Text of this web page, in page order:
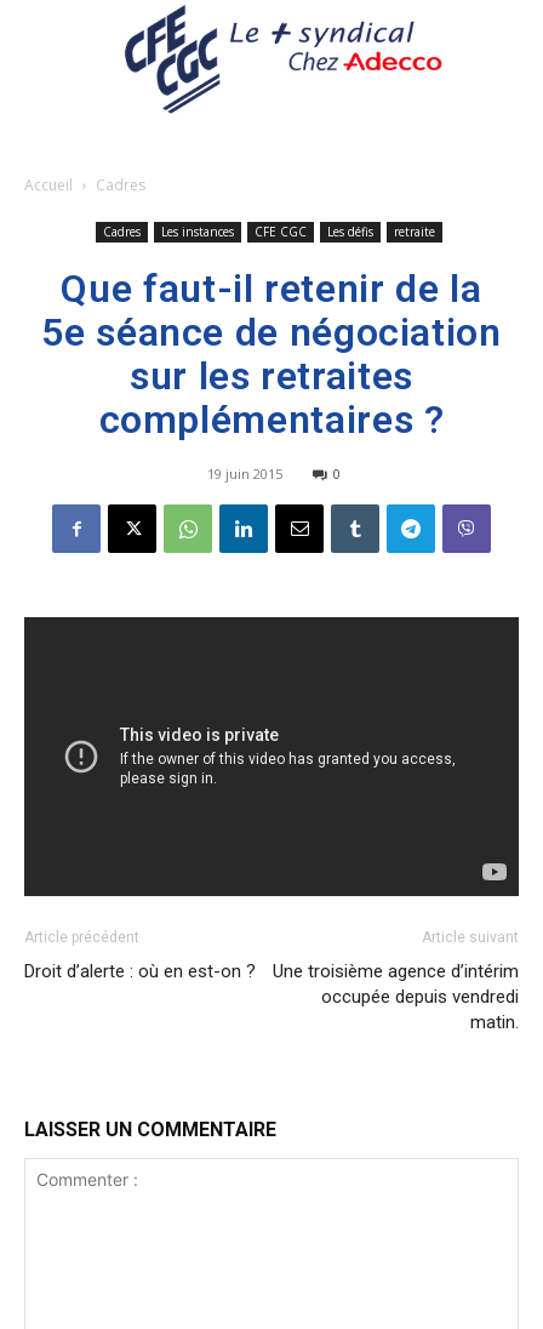
Accueil Cadres
Cadres Les instances CFE CGC Les défis retraite
Que faut-il retenir de la
5e séance de négociation
sur les retraites
complémentaires ?
19 juin 2015 0
Article précédent
Droit d’alerte : où en est-on ?
Article suivant
Une troisième agence d’intérim
occupée depuis vendredi
matin.
LAISSER UN COMMENTAIRE